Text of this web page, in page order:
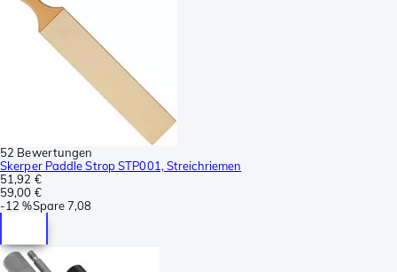
52 Bewertungen
Skerper Paddle Strop STP001, Streichriemen
51,92 €
59,00 €
-12 %Spare7,08